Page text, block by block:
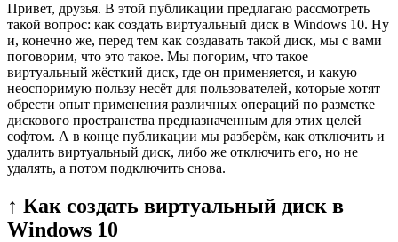
Привет, друзья. В этой публикации предлагаю рассмотреть
такой вопрос: как создать виртуальный диск в Windows 10. Ну
и, конечно же, перед тем как создавать такой диск, мы с вами
поговорим, что это такое. Мы погорим, что такое
виртуальный жёсткий диск, где он применяется, и какую
неоспоримую пользу несёт для пользователей, которые хотят
обрести опыт применения различных операций по разметке
дискового пространства предназначенным для этих целей
софтом. А в конце публикации мы разберём, как отключить и
удалить виртуальный диск, либо же отключить его, но не
удалять, а потом подключить снова.
↑ Как создать виртуальный диск в
Windows 10